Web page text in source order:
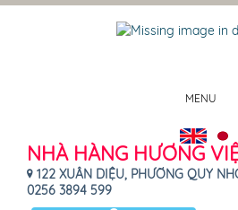
MENU
NHÀ HÀNG HƯƠNG
122 XUÂN DIỆU, PHƯỜNG QUY
0256 3894 599